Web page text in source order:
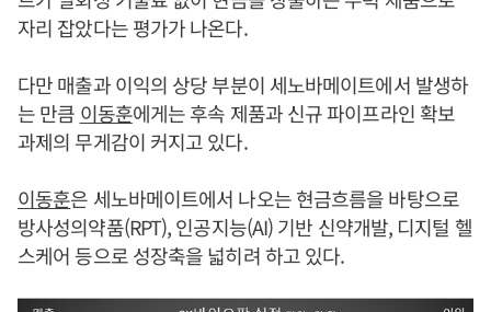
자리 잡았다는 평가가 나온다.
다만 매출과 이익의 상당 부분이 세노바메이트에서 발생하
는 만큼 이동훈에게는 후속 제품과 신규 파이프라인 확보
과제의 무게감이 커지고 있다.
이동훈은 세노바메이트에서 나오는 현금흐름을 바탕으로
방사성의약품(RPT), 인공지능(AI) 기반 신약개발, 디지털 헬
스케어 등으로 성장축을 넓히려 하고 있다.